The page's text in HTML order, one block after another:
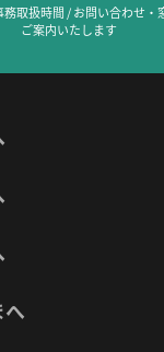
取扱時間 / お問い合わせ・
ご案内いたします